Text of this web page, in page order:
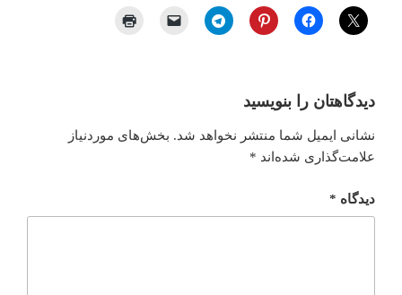
دیدگاهتان را بنویسید
نشانی ایمیل شما منتشر نخواهد شد. بخش‌های موردنیاز
علامت‌گذاری شده‌اند *
دیدگاه *